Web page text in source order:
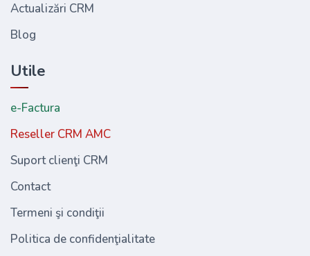
Actualizări CRM
Blog
Utile
e-Factura
Reseller CRM AMC
Suport clienţi CRM
Contact
Termeni şi condiţii
Politica de confidenţialitate